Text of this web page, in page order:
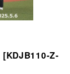
[KDJB110-Z-